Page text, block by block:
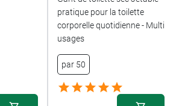
pratique pour la toilette
corporelle quotidienne - Multi
usages
par 50